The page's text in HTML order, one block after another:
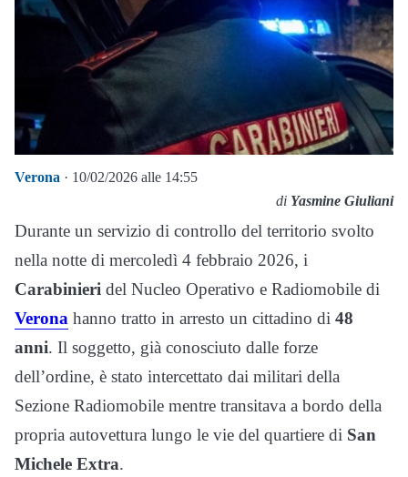
Verona · 10/02/2026 alle 14:55
di Yasmine Giuliani
Durante un servizio di controllo del territorio svolto
nella notte di mercoledì 4 febbraio 2026, i
Carabinieri del Nucleo Operativo e Radiomobile di
Verona hanno tratto in arresto un cittadino di 48
anni. Il soggetto, già conosciuto dalle forze
dell’ordine, è stato intercettato dai militari della
Sezione Radiomobile mentre transitava a bordo della
propria autovettura lungo le vie del quartiere di San
Michele Extra.